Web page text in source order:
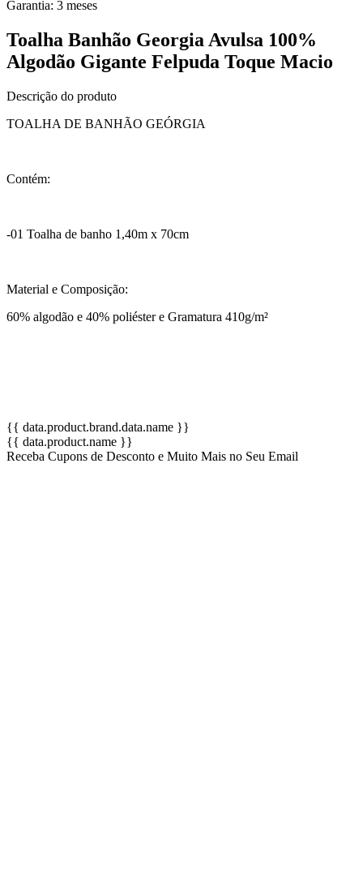
Garantia: 3 meses
Toalha Banhão Georgia Avulsa 100%
Algodão Gigante Felpuda Toque Macio
Descrição do produto
TOALHA DE BANHÃO GEÓRGIA
Contém:
-01 Toalha de banho 1,40m x 70cm
Material e Composição:
60% algodão e 40% poliéster e Gramatura 410g/m²
{{ data.product.brand.data.name }}
{{ data.product.name }}
Receba Cupons de Desconto e Muito Mais no Seu Email